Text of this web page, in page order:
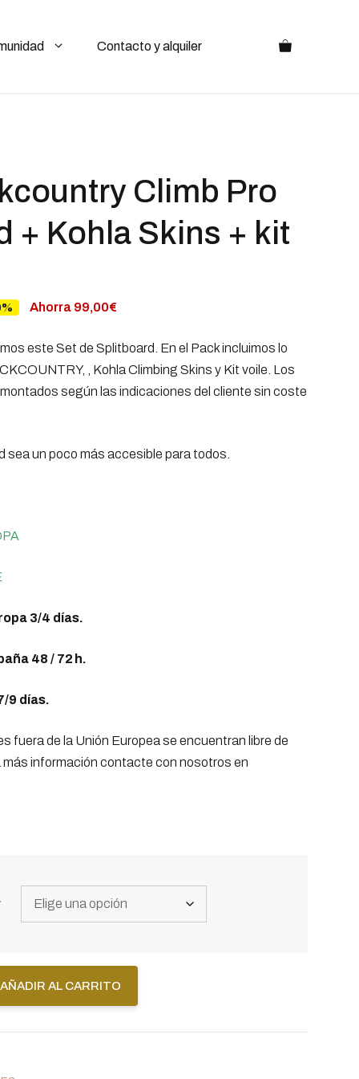
Contacto y alquiler
Climb Pro
+ Kohla Skins + kit
Ahorra 99,00€
este Set de Splitboard. En el Pack incluimos lo
, Kohla Climbing Skins y Kit voile. Los
según las indicaciones del cliente sin coste
sea un poco más accesible para todos.
3/4 días.
48 / 72 h.
9 días.
fuera de la Unión Europea se encuentran libre de
información contacte con nosotros en
AÑADIR AL CARRITO